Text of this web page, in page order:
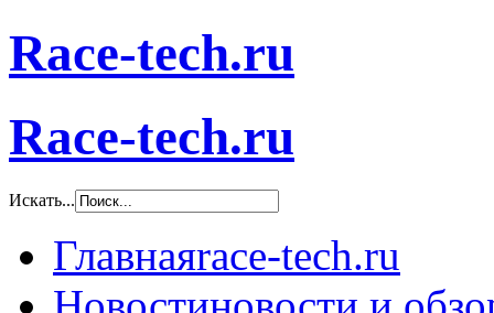
Race-tech.ru
Race-tech.ru
Искать...
Главнаяrace-tech.ru